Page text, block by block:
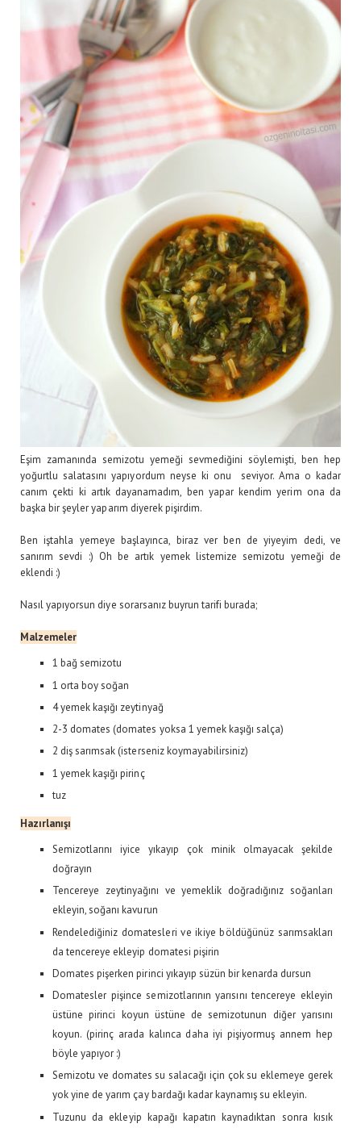
Eşim zamanında semizotu yemeği sevmediğini söylemişti, ben hep
yoğurtlu salatasını yapıyordum neyse ki onu seviyor. Ama o kadar
canım çekti ki artık dayanamadım, ben yapar kendim yerim ona da
başka bir şeyler yaparım diyerek pişirdim.
Ben iştahla yemeye başlayınca, biraz ver ben de yiyeyim dedi, ve
sanırım sevdi :) Oh be artık yemek listemize semizotu yemeği de
eklendi :)
Nasıl yapıyorsun diye sorarsanız buyrun tarifi burada;
Malzemeler
1 bağ semizotu
1 orta boy soğan
4 yemek kaşığı zeytinyağ
2-3 domates (domates yoksa 1 yemek kaşığı salça)
2 diş sarımsak (isterseniz koymayabilirsiniz)
1 yemek kaşığı pirinç
tuz
Hazırlanışı
Semizotlarını iyice yıkayıp çok minik olmayacak şekilde
doğrayın
Tencereye zeytinyağını ve yemeklik doğradığınız soğanları
ekleyin, soğanı kavurun
Rendelediğiniz domatesleri ve ikiye böldüğünüz sarımsakları
da tencereye ekleyip domatesi pişirin
Domates pişerken pirinci yıkayıp süzün bir kenarda dursun
Domatesler pişince semizotlarının yarısını tencereye ekleyin
üstüne pirinci koyun üstüne de semizotunun diğer yarısını
koyun. (pirinç arada kalınca daha iyi pişiyormuş annem hep
böyle yapıyor :)
Semizotu ve domates su salacağı için çok su eklemeye gerek
yok yine de yarım çay bardağı kadar kaynamış su ekleyin.
Tuzunu da ekleyip kapağı kapatın kaynadıktan sonra kısık